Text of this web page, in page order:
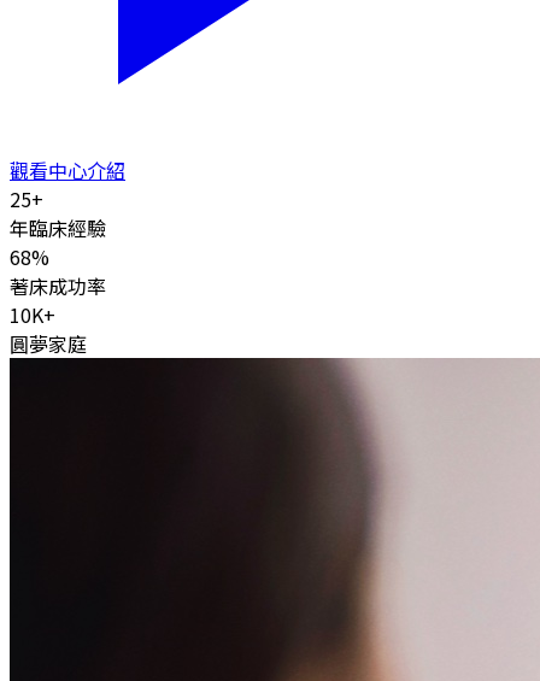
觀看中心介紹
25+
年臨床經驗
68%
著床成功率
10K+
圓夢家庭